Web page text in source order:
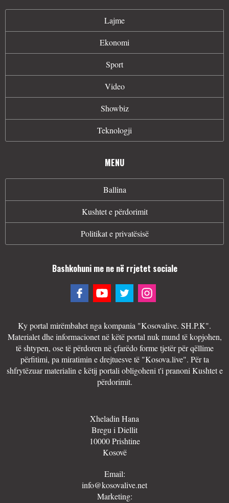
Lajme
Ekonomi
Sport
Video
Showbiz
Teknologji
MENU
Ballina
Kushtet e përdorimit
Politikat e privatësisë
Bashkohuni me ne në rrjetet sociale
Ky portal mirëmbahet nga kompania "Kosovalive. SH.P.K".
Materialet dhe informacionet në këtë portal nuk mund të kopjohen,
të shtypen, ose të përdoren në çfarëdo forme tjetër për qëllime
përfitimi, pa miratimin e drejtuesve të "Kosova.live". Për ta
shfrytëzuar materialin e këtij portali obligoheni t'i pranoni Kushtet e
përdorimit.
Xheladin Hana
Bregu i Diellit
10000 Prishtine
Kosovë
Email:
info@kosovalive.net
Marketing: